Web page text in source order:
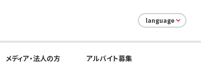
language
メディア・法人の方 アルバイト募集